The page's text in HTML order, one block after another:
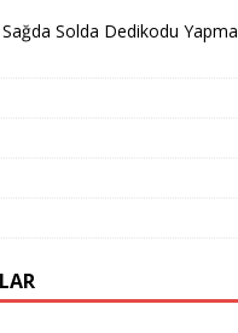
Solda Dedikodu Yapma